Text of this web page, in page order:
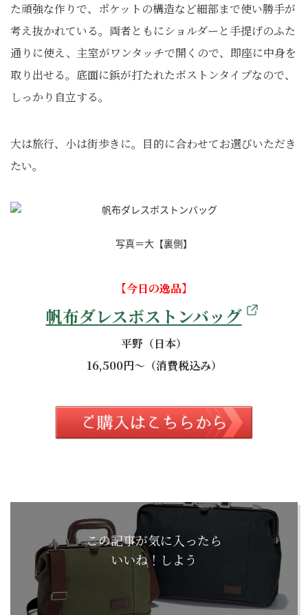
た頑強な作りで、ポケットの構造など細部まで使い勝手が
考え抜かれている。両者ともにショルダーと手提げのふた
通りに使え、主室がワンタッチで開くので、即座に中身を
取り出せる。底面に鋲が打たれたボストンタイプなので、
しっかり自立する。
大は旅行、小は街歩きに。目的に合わせてお選びいただき
たい。
写真＝大【裏側】
【今日の逸品】
帆布ダレスボストンバッグ
平野（日本）
16,500円～（消費税込み）
この記事が気に入ったら
いいね！しよう